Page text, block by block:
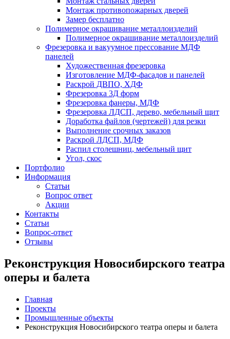
Монтаж противопожарных дверей
Замер бесплатно
Полимерное окрашивание металлоизделий
Полимерное окрашивание металлоизделий
Фрезеровка и вакуумное прессование МДФ
панелей
Художественная фрезеровка
Изготовление МДФ-фасадов и панелей
Раскрой ДВПО, ХДФ
Фрезеровка 3Д форм
Фрезеровка фанеры, МДФ
Фрезеровка ЛДСП, дерево, мебельный щит
Доработка файлов (чертежей) для резки
Выполнение срочных заказов
Раскрой ЛДСП, МДФ
Распил столешниц, мебельный щит
Угол, скос
Портфолио
Информация
Статьи
Вопрос ответ
Акции
Контакты
Статьи
Вопрос-ответ
Отзывы
Реконструкция Новосибирского театра
оперы и балета
Главная
Проекты
Промышленные объекты
Реконструкция Новосибирского театра оперы и балета